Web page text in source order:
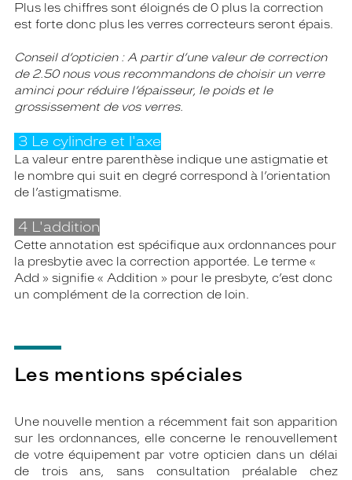
Plus les chiffres sont éloignés de 0 plus la correction
est forte donc plus les verres correcteurs seront épais.
Conseil d’opticien : A partir d’une valeur de correction
de 2.50 nous vous recommandons de choisir un verre
aminci pour réduire l’épaisseur, le poids et le
grossissement de vos verres.
3 Le cylindre et l'axe
La valeur entre parenthèse indique une astigmatie et
le nombre qui suit en degré correspond à l’orientation
de l’astigmatisme.
4 L'addition
Cette annotation est spécifique aux ordonnances pour
la presbytie avec la correction apportée. Le terme «
Add » signifie « Addition » pour le presbyte, c’est donc
un complément de la correction de loin.
Les mentions spéciales
Une nouvelle mention a récemment fait son apparition
sur les ordonnances, elle concerne le renouvellement
de votre équipement par votre opticien dans un délai
de trois ans, sans consultation préalable chez